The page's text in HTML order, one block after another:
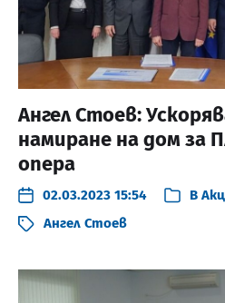
Ангел Стоев:
намиране на дом за
опера
02.03.2023 15:54 В
Ангел Стоев